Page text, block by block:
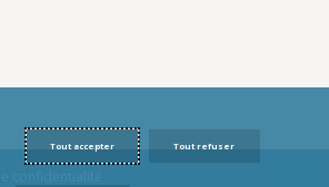
Tout accepter Tout refuser